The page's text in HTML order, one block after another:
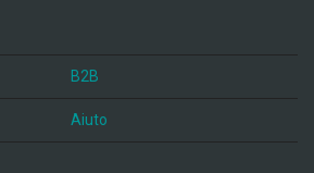
B2B
Aiuto